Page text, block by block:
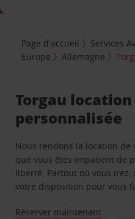
Page d'accueil Services
Europe
Allemagne
Torgau
personnalisée
Nous rendons la location de
que vous êtes impatient de
liberté. Partout où vous
votre disposition pour vous
Réserver maintenant